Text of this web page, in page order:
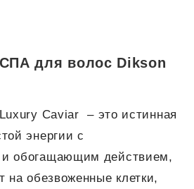
для волос Dikson
Caviar – это истинная
энергии с
обогащающим действием,
на обезвоженные клетки,